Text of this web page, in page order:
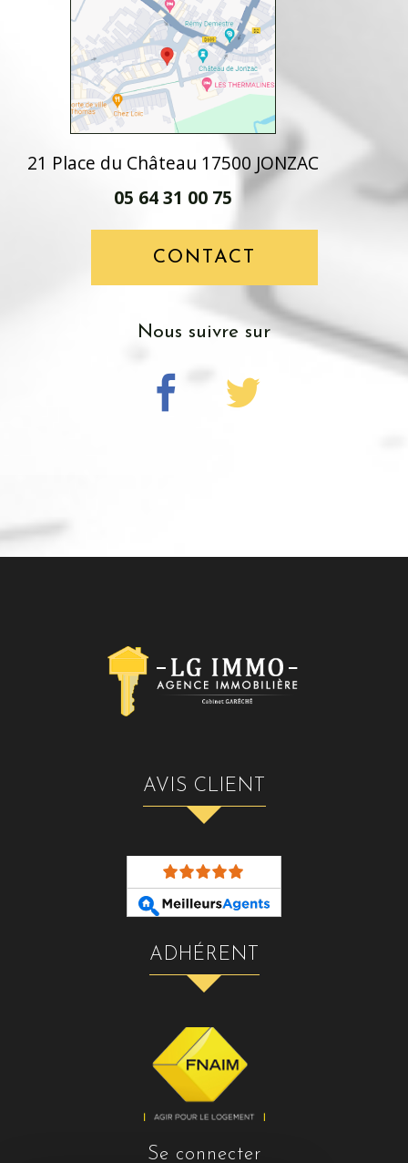
21 Place du Château 17500 JONZAC
05 64 31 00 75
CONTACT
Nous suivre sur
AVIS CLIENT
ADHÉRENT
se connecter